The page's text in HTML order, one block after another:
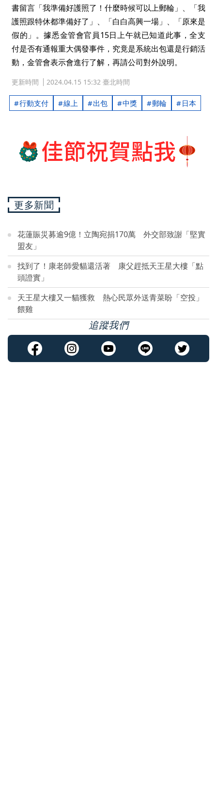
書留言「我準備好護照了！什麼時候可以上郵輪」、「我
護照跟特休都準備好了」、「白白高興一場」、「原來是
假的」。據悉金管會官員15日上午就已知道此事，全支
付是否有通報重大偶發事件，究竟是系統出包還是行銷活
動，金管會表示會進行了解，再請公司對外說明。
更新時間 2024.04.15 15:32 臺北時間
行動支付 線上 出包 中獎 郵輪 日本
更多新聞
花蓮賑災募逾9億！立陶宛捐170萬 外交部致謝「堅實
盟友」
找到了！康老師愛貓還活著 康父趕抵天王星大樓「點
頭證實」
天王星大樓又一貓獲救 熱心民眾外送青菜盼「空投」
餵雞
追蹤我們